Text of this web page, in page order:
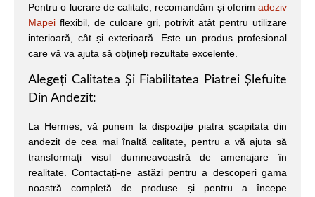
Pentru o lucrare de calitate, recomandăm și oferim adeziv
Mapei flexibil, de culoare gri, potrivit atât pentru utilizare
interioară, cât și exterioară. Este un produs profesional
care vă va ajuta să obțineți rezultate excelente.
Alegeți Calitatea Și Fiabilitatea Piatrei Șlefuite
Din Andezit:
La Hermes, vă punem la dispoziție piatra șcapitata din
andezit de cea mai înaltă calitate, pentru a vă ajuta să
transformați visul dumneavoastră de amenajare în
realitate. Contactați-ne astăzi pentru a descoperi gama
noastră completă de produse și pentru a începe